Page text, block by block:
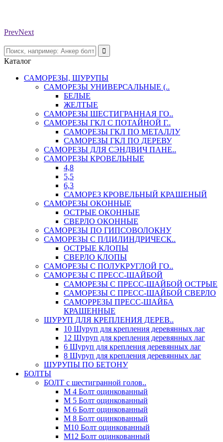
PrevNext
Каталог
САМОРЕЗЫ, ШУРУПЫ
САМОРЕЗЫ УНИВЕРСАЛЬНЫЕ (..
БЕЛЫЕ
ЖЕЛТЫЕ
САМОРЕЗЫ ШЕСТИГРАННАЯ ГО..
САМОРЕЗЫ ГКЛ С ПОТАЙНОЙ Г..
САМОРЕЗЫ ГКЛ ПО МЕТАЛЛУ
САМОРЕЗЫ ГКЛ ПО ДЕРЕВУ
САМОРЕЗЫ ДЛЯ СЭНДВИЧ ПАНЕ..
САМОРЕЗЫ КРОВЕЛЬНЫЕ
4,8
5,5
6,3
САМОРЕЗ КРОВЕЛЬНЫЙ КРАШЕНЫЙ
САМОРЕЗЫ ОКОННЫЕ
ОСТРЫЕ ОКОННЫЕ
СВЕРЛО ОКОННЫЕ
САМОРЕЗЫ ПО ГИПСОВОЛОКНУ
САМОРЕЗЫ С П/ЦИЛИНДРИЧЕСК..
ОСТРЫЕ КЛОПЫ
СВЕРЛО КЛОПЫ
САМОРЕЗЫ С ПОЛУКРУГЛОЙ ГО..
САМОРЕЗЫ С ПРЕСС-ШАЙБОЙ
САМОРЕЗЫ С ПРЕСС-ШАЙБОЙ ОСТРЫЕ
САМОРЕЗЫ С ПРЕСС-ШАЙБОЙ СВЕРЛО
САМОРРЕЗЫ ПРЕСС-ШАЙБА
КРАШЕННЫЕ
ШУРУП ДЛЯ КРЕПЛЕНИЯ ДЕРЕВ..
10 Шуруп для крепления деревянных лаг
12 Шуруп для крепления деревянных лаг
6 Шуруп для крепления деревянных лаг
8 Шуруп для крепления деревянных лаг
ШУРУПЫ ПО БЕТОНУ
БОЛТЫ
БОЛТ с шестигранной голов..
М 4 Болт оцинкованный
М 5 Болт оцинкованный
М 6 Болт оцинкованный
М 8 Болт оцинкованный
М10 Болт оцинкованный
М12 Болт оцинкованный